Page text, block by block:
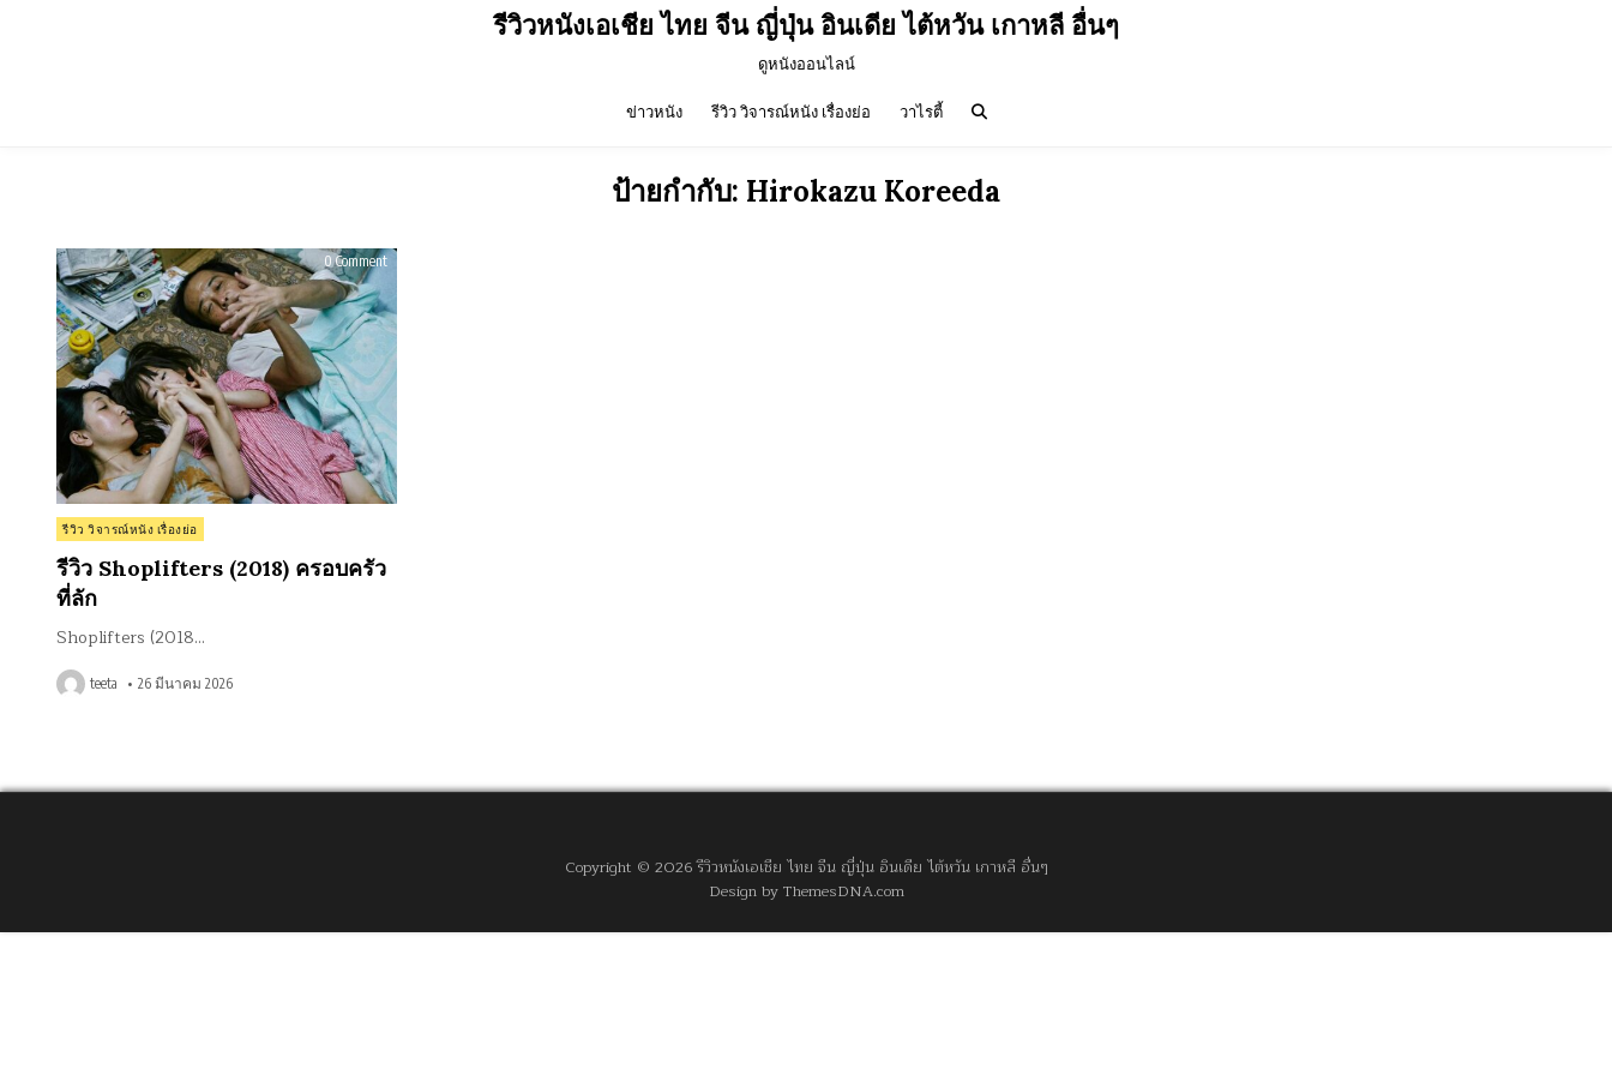
รีวิวหนังเอเชีย ไทย จีน ญี่ปุ่น อินเดีย ไต้หวัน เกาหลี อื่นๆ
ดูหนังออนไลน์
ข่าวหนัง รีวิว วิจารณ์หนัง เรื่องย่อ วาไรตี้
ป้ายกำกับ: Hirokazu Koreeda
0 Commenton
(2018)
ครอบครัว
ที่
Posted
in
รีวิว วิจารณ์หนัง เรื่องย่อ
รีวิว Shoplifters (2018) ครอบครัว
ที่ลัก
Shoplifters (2018…
teeta 26 มีนาคม 2026
Copyright © 2026 รีวิวหนังเอเชีย ไทย จีน ญี่ปุ่น อินเดีย ไต้หวัน เกาหลี อื่นๆ
Design by ThemesDNA.com